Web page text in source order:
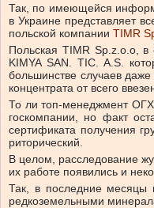
Так, по имеющейся
в Украине представляет
польской компании TIMR
Польская TIMR Sp.z.o.o,
KIMYA SAN. TIC. A.S.
большинстве случаев
концентрата от всего
То ли топ-менеджмент
госкомпании, но факт
сертификата получения
риторический.
В целом, расследование
их работе появились и
Так, в последние месяцы
редкоземельными